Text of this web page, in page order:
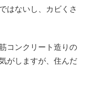
はないし、カビくさ
コンクリート造りの
がしますが、住んだ